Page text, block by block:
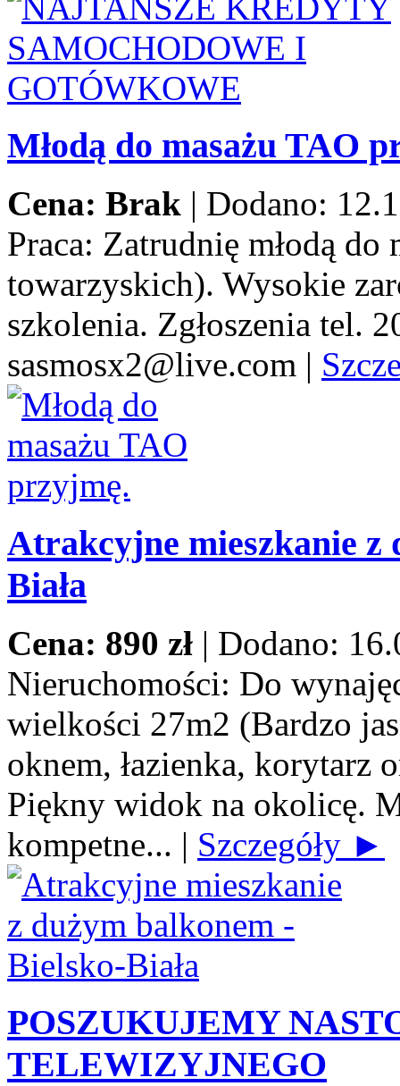
Młodą do masażu TAO
Cena: Brak | Dodano:
Praca: Zatrudnię młodą do
towarzyskich). Wysokie
szkolenia. Zgłoszenia tel.
sasmosx2@live.com |
Atrakcyjne mieszkanie z
Biała
Cena: 890 zł | Dodano:
Nieruchomości: Do
wielkości 27m2 (Bardzo
oknem, łazienka, korytarz
Piękny widok na okolicę.
kompetne... | Szczegóły ►
POSZUKUJEMY
TELEWIZYJNEGO